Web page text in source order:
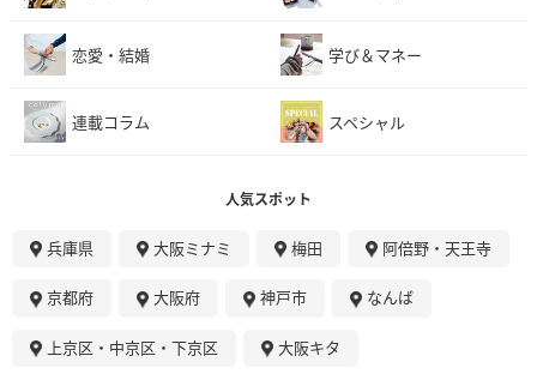
恋愛・結婚 学び＆マネー
連載コラム スペシャル
人気スポット
兵庫県 大阪ミナミ 梅田 阿倍野・天王寺
京都府 大阪府 神戸市 なんば
上京区・中京区・下京区 大阪キタ